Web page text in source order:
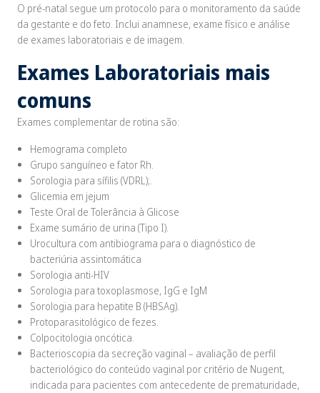
O pré-natal segue um protocolo para o monitoramento da saúde
da gestante e do feto. Inclui anamnese, exame físico e análise
de exames laboratoriais e de imagem.
Exames Laboratoriais mais
comuns
Exames complementar de rotina são:
Hemograma completo
Grupo sanguíneo e fator Rh.
Sorologia para sífilis (VDRL);.
Glicemia em jejum
Teste Oral de Tolerância à Glicose
Exame sumário de urina (Tipo I).
Urocultura com antibiograma para o diagnóstico de
bacteriúria assintomática
Sorologia anti-HIV
Sorologia para toxoplasmose, IgG e IgM
Sorologia para hepatite B (HBSAg).
Protoparasitológico de fezes.
Colpocitologia oncótica.
Bacterioscopia da secreção vaginal – avaliação de perfil
bacteriológico do conteúdo vaginal por critério de Nugent,
indicada para pacientes com antecedente de prematuridade,